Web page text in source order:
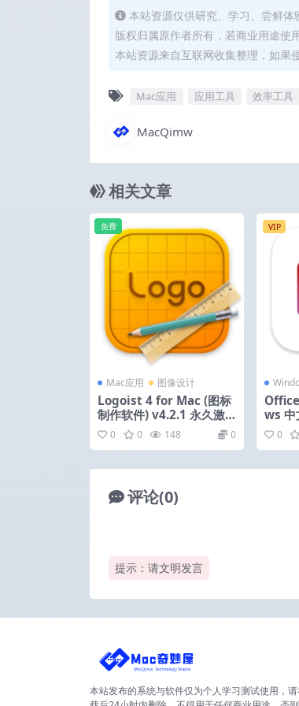
本站资源仅供研究、学习、尝鲜体
版权归属原作者所有，若商业用途使
本站资源来自互联网收集整理，如果
Mac应用 应用工具 效率工具
MacQimw
相关文章
Mac应用 图像设计
Logoist 4 for Mac (图标
制作软件) v4.2.1 永久激
活版
免费
0 0 148 0
VIP
ws 中
0
评论(0)
提示：请文明发言
本站发布的系统与软件仅为个人学习测试使用，